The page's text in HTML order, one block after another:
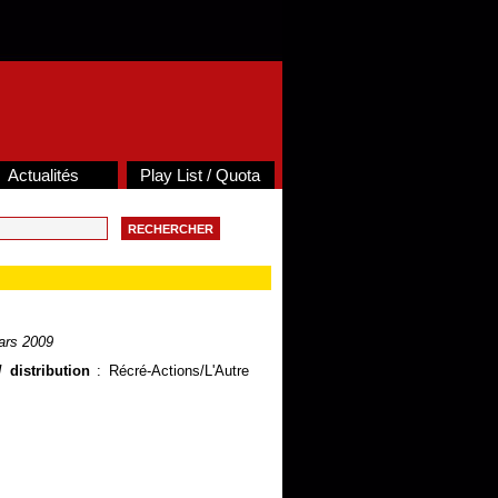
Actualités Play List / Quota
2009
distribution: Récré-Actions/L'Autre